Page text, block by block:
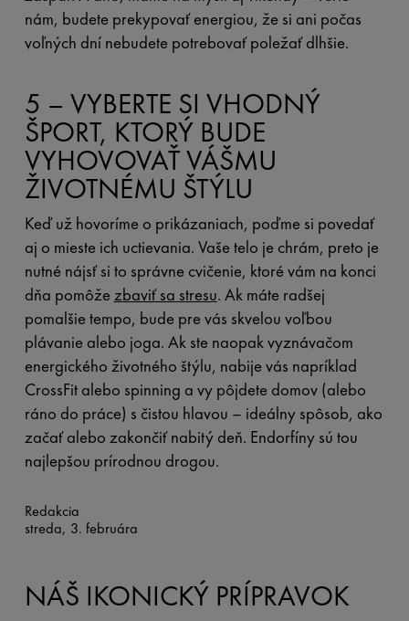
nám, budete prekypovať energiou, že si ani počas
voľných dní nebudete potrebovať poležať dlhšie.
5 – VYBERTE SI VHODNÝ
ŠPORT, KTORÝ BUDE
VYHOVOVAŤ VÁŠMU
ŽIVOTNÉMU ŠTÝLU
Keď už hovoríme o prikázaniach, poďme si povedať
aj o mieste ich uctievania. Vaše telo je chrám, preto je
nutné nájsť si to správne cvičenie, ktoré vám na konci
dňa pomôžezbaviť sa stresu. Ak máte radšej
pomalšie tempo, bude pre vás skvelou voľbou
plávanie alebo joga. Ak ste naopak vyznávačom
energického životného štýlu, nabije vás napríklad
CrossFit alebo spinning a vy pôjdete domov (alebo
ráno do práce) s čistou hlavou – ideálny spôsob, ako
začať alebo zakončiť nabitý deň. Endorfíny sú tou
najlepšou prírodnou drogou.
Redakcia
streda, 3. februára
NÁŠ IKONICKÝ PRÍPRAVOK